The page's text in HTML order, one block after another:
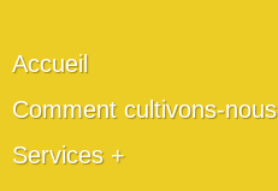
Accueil
Comment cultivons-nous
Services +